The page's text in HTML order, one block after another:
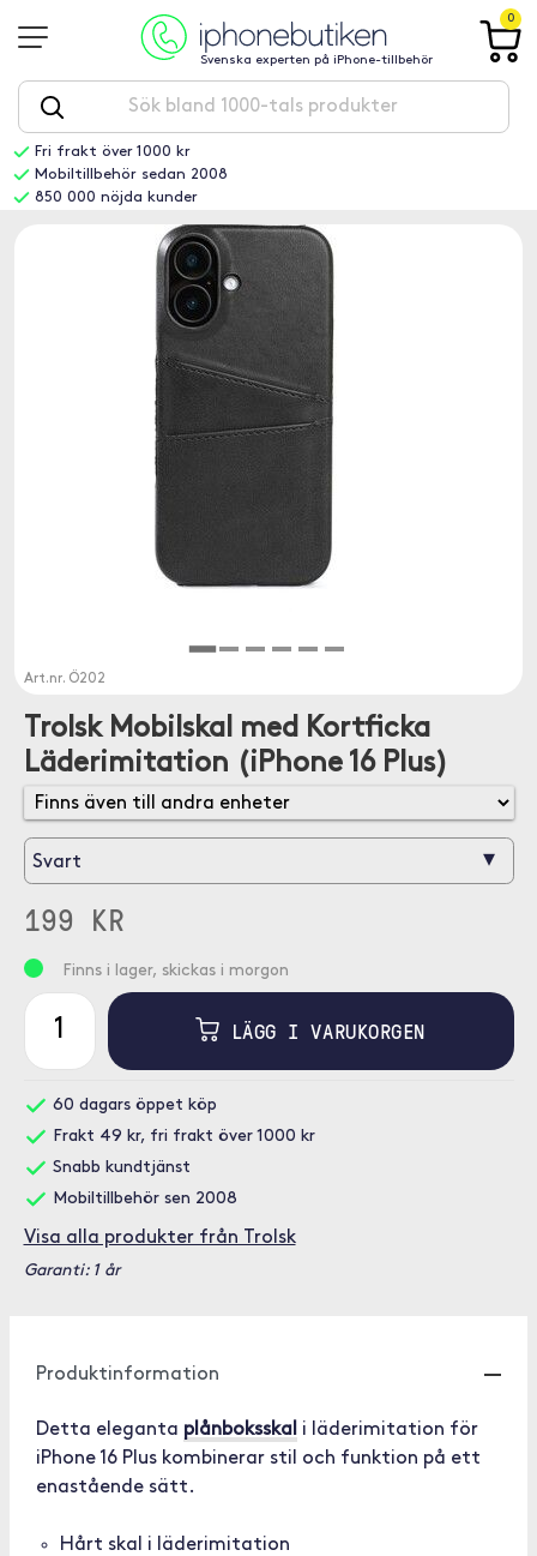
Svenska experten på iPhone-tillbehör
0
Fri frakt över 1000 kr
Mobiltillbehör sedan 2008
850 000 nöjda kunder
Art.nr. Ö202
Trolsk Mobilskal med Kortficka
Läderimitation (iPhone 16 Plus)
Svart ▾
199 KR
Finns i lager, skickas i morgon
LÄGG I VARUKORGEN
60 dagars öppet köp
Frakt 49 kr, fri frakt över 1000 kr
Snabb kundtjänst
Mobiltillbehör sen 2008
Visa alla produkter från Trolsk
Garanti: 1 år
Produktinformation
Detta eleganta plånboksskal i läderimitation för
iPhone 16 Plus kombinerar stil och funktion på ett
enastående sätt.
Hårt skal i läderimitation